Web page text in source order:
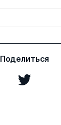
Поделиться